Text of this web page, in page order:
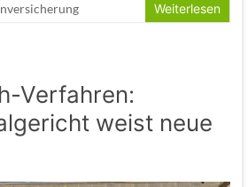
Weiterlesen
Verfahren:
weist neue